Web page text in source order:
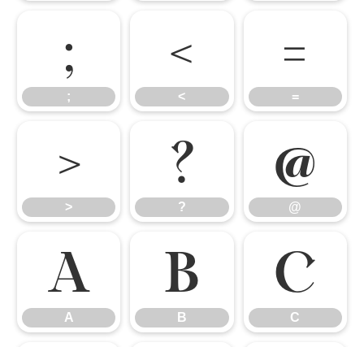
;
;
<
<
=
=
>
>
?
?
@
@
A
A
B
B
C
C